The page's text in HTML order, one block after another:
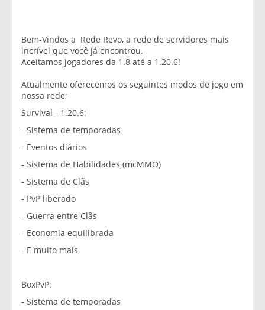
Bem-Vindos a Rede Revo, a rede de servidores mais
incrível que você já encontrou.
Aceitamos jogadores da 1.8 até a 1.20.6!
Atualmente oferecemos os seguintes modos de jogo em
nossa rede;
Survival - 1.20.6:
- Sistema de temporadas
- Eventos diários
- Sistema de Habilidades (mcMMO)
- Sistema de Clãs
- PvP liberado
- Guerra entre Clãs
- Economia equilibrada
- E muito mais
BoxPvP:
- Sistema de temporadas